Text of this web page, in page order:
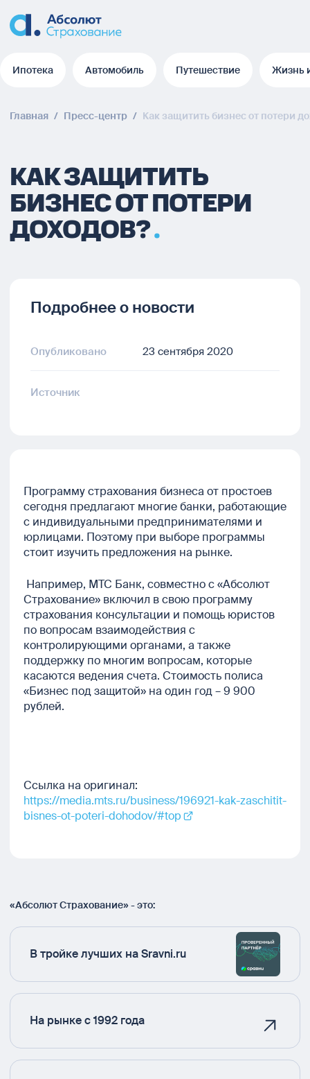
Ипотека Автомобиль Путешествие Жизнь
Главная / Пресс-центр / Как защитить бизнес от потери
КАК ЗАЩИТИТЬ
БИЗНЕС ОТ ПОТЕРИ
ДОХОДОВ?
Подробнее о новости
Опубликовано 23 сентября 2020
Источник
Программу страхования бизнеса от простоев
сегодня предлагают многие банки, работающие
с индивидуальными предпринимателями и
юрлицами. Поэтому при выборе программы
стоит изучить предложения на рынке.
Например, МТС Банк, совместно с «Абсолют
Страхование» включил в свою программу
страхования консультации и помощь юристов
по вопросам взаимодействия с
контролирующими органами, а также
поддержку по многим вопросам, которые
касаются ведения счета. Стоимость полиса
«Бизнес под защитой» на один год – 9 900
рублей.
Ссылка на оригинал:
https://media.mts.ru/business/196921-kak-zaschitit-
bisnes-ot-poteri-dohodov/#top
«Абсолют Страхование» - это:
В тройке лучших на Sravni.ru
На рынке с 1992 года